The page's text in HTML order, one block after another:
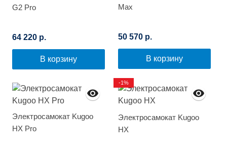
G2 Pro
64 220 р.
В корзину
Max
50 570 р.
В корзину
Электросамокат Kugoo
HX Pro
Электросамокат Kugoo
HX
-1%